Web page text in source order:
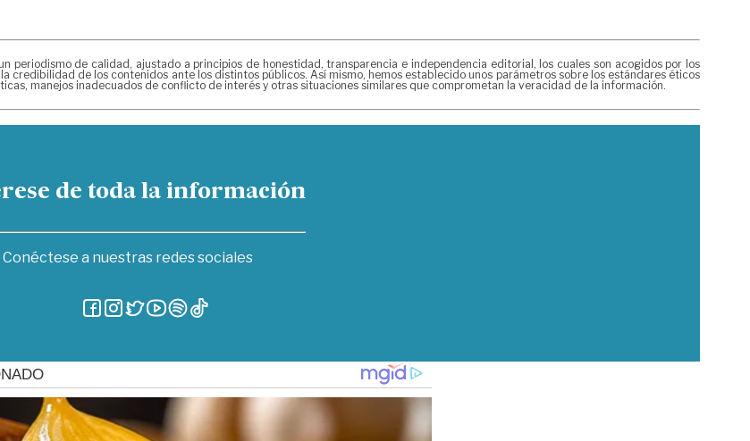
periodismo de calidad, ajustado a principios de honestidad, transparencia e independencia editorial, los cuales son acogidos por los
credibilidad de los contenidos ante los distintos públicos. Así mismo, hemos establecido unos parámetros sobre los estándares éticos
manejos inadecuados de conflicto de interés y otras situaciones similares que comprometan la veracidad de la información.
de toda la información
Conéctese a nuestras redes sociales